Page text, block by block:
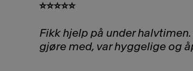
⭐⭐⭐⭐⭐
Fikk hjelp på under
gjøre med, var hyggelige og